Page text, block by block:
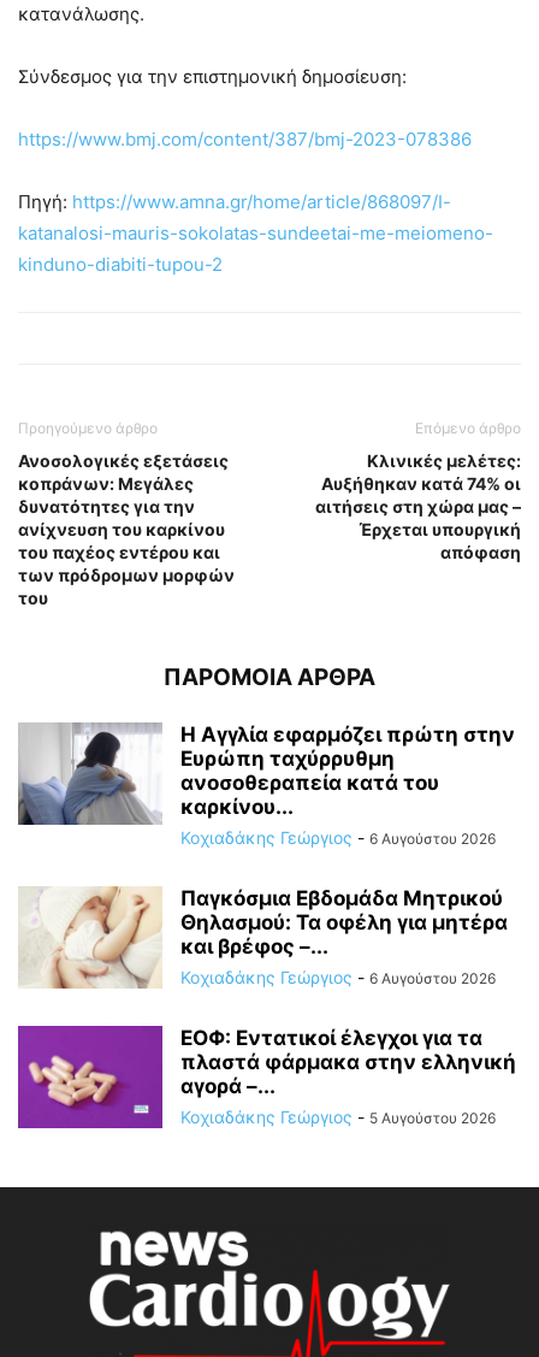
κατανάλωσης.
Σύνδεσμος για την επιστημονική δημοσίευση:
https://www.bmj.com/content/387/bmj-2023-078386
Πηγή: https://www.amna.gr/home/article/868097/I-
katanalosi-mauris-sokolatas-sundeetai-me-meiomeno-
kinduno-diabiti-tupou-2
Προηγούμενο άρθρο
Ανοσολογικές εξετάσεις
κοπράνων: Μεγάλες
δυνατότητες για την
ανίχνευση του καρκίνου
του παχέος εντέρου και
των πρόδρομων μορφών
του
Επόμενο άρθρο
Κλινικές μελέτες:
Αυξήθηκαν κατά 74% οι
αιτήσεις στη χώρα μας –
Έρχεται υπουργική
απόφαση
ΠΑΡΟΜΟΙΑ ΑΡΘΡΑ
Η Αγγλία εφαρμόζει πρώτη στην
Ευρώπη ταχύρρυθμη
ανοσοθεραπεία κατά του
καρκίνου...
Κοχιαδάκης Γεώργιος - 6 Αυγούστου 2026
Παγκόσμια Εβδομάδα Μητρικού
Θηλασμού: Τα οφέλη για μητέρα
και βρέφος –...
Κοχιαδάκης Γεώργιος - 6 Αυγούστου 2026
ΕΟΦ: Εντατικοί έλεγχοι για τα
πλαστά φάρμακα στην ελληνική
αγορά –...
Κοχιαδάκης Γεώργιος - 5 Αυγούστου 2026